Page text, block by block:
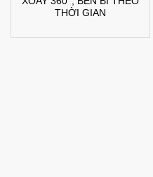
THỜI GIAN